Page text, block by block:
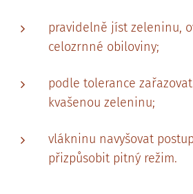
pravidelně jíst zeleninu,
celozrnné obiloviny;
podle tolerance
kvašenou zeleninu;
vlákninu navyšovat
přizpůsobit pitný režim.